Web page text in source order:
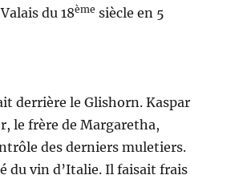
du 18ème siècle en 5
derrière le Glishorn. Kaspar
le frère de Margaretha,
des derniers muletiers.
du vin d’Italie. Il faisait frais